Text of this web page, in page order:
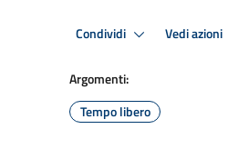
Condividi Vedi azioni
Argomenti:
Tempo libero